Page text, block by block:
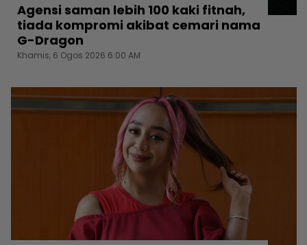
Agensi saman lebih 100 kaki fitnah,
tiada kompromi akibat cemari nama
G-Dragon
Khamis, 6 Ogos 2026 6:00 AM